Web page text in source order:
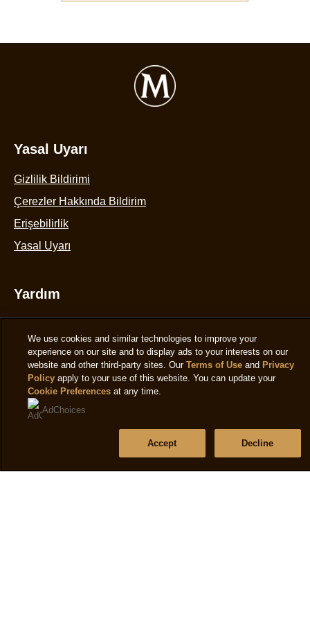
Yasal Uyarı
Gizlilik Bildirimi
Çerezler Hakkında Bildirim
Çerez Ayarlarını Yapılandır
Erişebilirlik
Yardım
Sıkça Sorulan Sorular
Bize Ulaşın
Site Haritası
Bizi takip et
We use cookies and similar technologies to improve your
experience on our site and to display ads to your interests on our
website and other third-party sites. OurTerms of Use and Privacy
Policy apply to your use of this website. You can update your
Cookie Preferences at any time.
AdChoices
Decline
Accept